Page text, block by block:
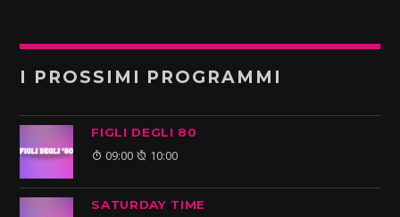
I PROSSIMI PROGRAMMI
FIGLI DEGLI 80
09:00 10:00
SATURDAY TIME